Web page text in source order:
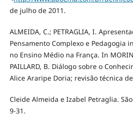
de julho de 2011.
ALMEIDA, C.; PETRAGLIA, I.
Pensamento Complexo e Pedagogia
no Ensino Médio na França. In
PAILLARD, B. Diálogo sobre o
Alice Araripe Doria; revisão técnica de
Cleide Almeida e Izabel Petraglia.
9-31.